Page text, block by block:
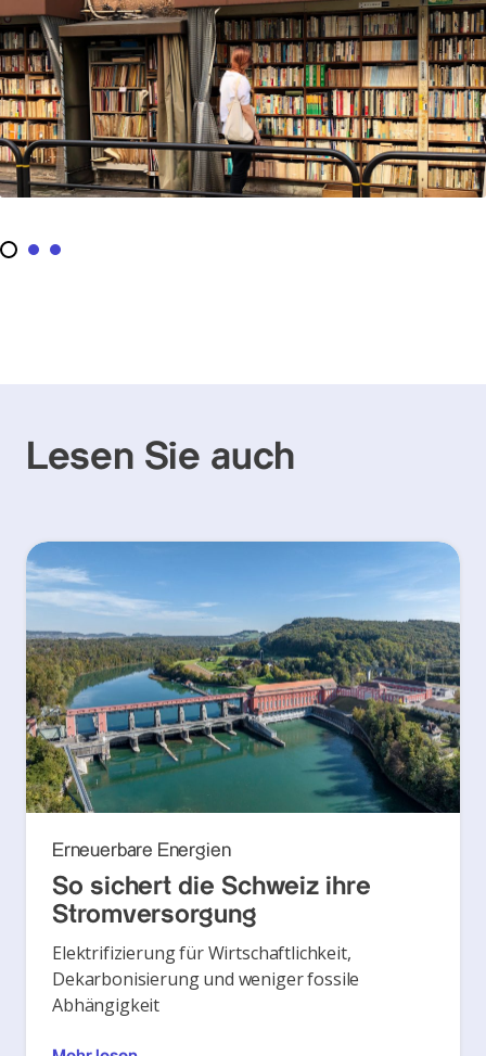
Lesen Sie auch
Erneuerbare Energien
So sichert die Schweiz ihre
Stromversorgung
Elektrifizierung für Wirtschaftlichkeit,
Dekarbonisierung und weniger fossile
Abhängigkeit